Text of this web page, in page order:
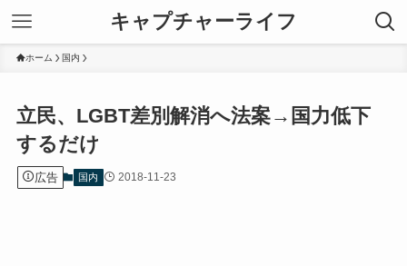
キャプチャーライフ
ホーム 国内
立民、LGBT差別解消へ法案→国力低下
するだけ
広告 国内 2018-11-23